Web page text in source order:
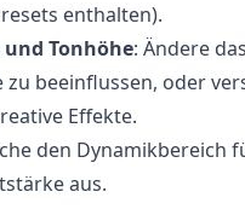
enthalten).
Tonhöhe: Ändere
zu beeinflussen, oder
Effekte.
den Dynamikbereich
aus.